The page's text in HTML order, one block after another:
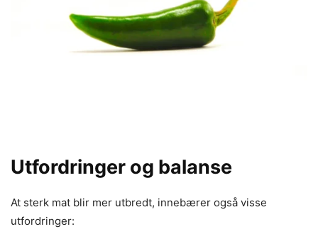
Utfordringer og balanse
At sterk mat blir mer utbredt, innebærer også visse
utfordringer: